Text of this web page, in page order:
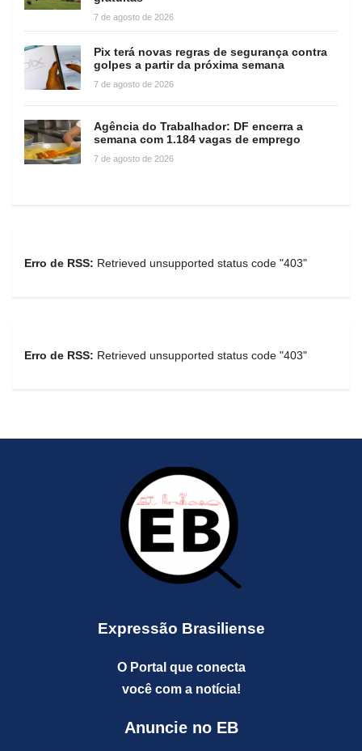
7 de agosto de 2026
Pix terá novas regras de segurança contra
golpes a partir da próxima semana
7 de agosto de 2026
Agência do Trabalhador: DF encerra a
semana com 1.184 vagas de emprego
7 de agosto de 2026
Erro de RSS: Retrieved unsupported status code "403"
Erro de RSS: Retrieved unsupported status code "403"
Expressão Brasiliense
O Portal que conecta
você com a notícia!
Anuncie no EB